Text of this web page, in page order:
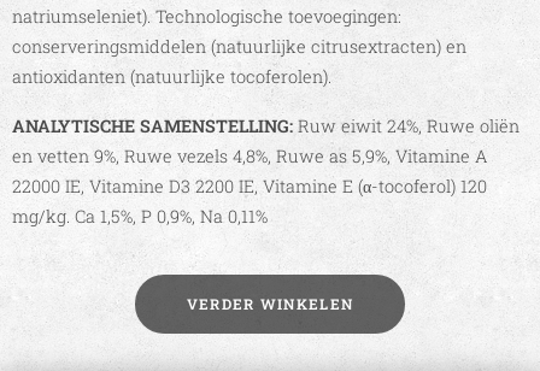
natriumseleniet). Technologische toevoegingen:
conserveringsmiddelen (natuurlijke citrusextracten) en
antioxidanten (natuurlijke tocoferolen).
ANALYTISCHE SAMENSTELLING: Ruw eiwit 24%, Ruwe oliën
en vetten 9%, Ruwe vezels 4,8%, Ruwe as 5,9%, Vitamine A
22000 IE, Vitamine D3 2200 IE, Vitamine E (α-tocoferol) 120
mg/kg. Ca 1,5%, P 0,9%, Na 0,11%
VERDER WINKELEN